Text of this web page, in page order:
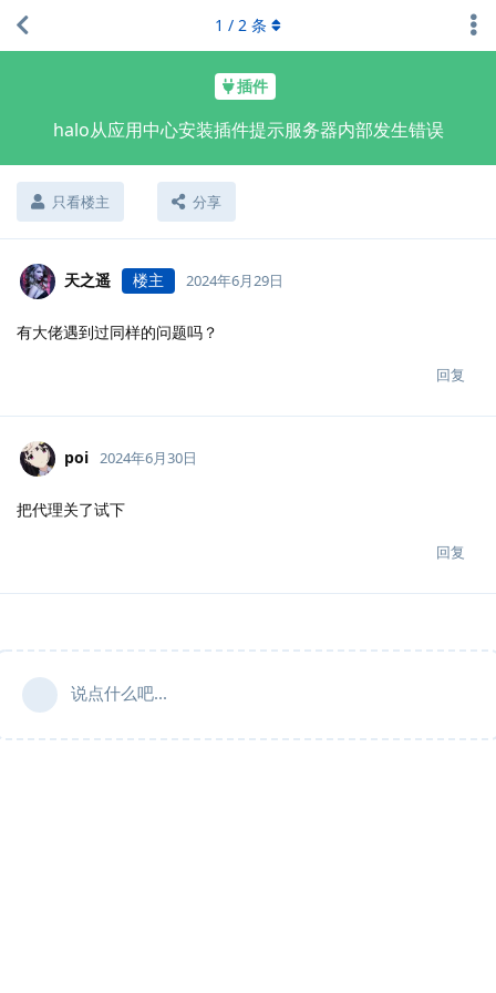
插件
halo从应用中心安装插件提示服务器内部发生错误
只看楼主 分享
1 / 2 条
天之遥 楼主 2024年6月29日
有大佬遇到过同样的问题吗？
回复
poi 2024年6月30日
把代理关了试下
回复
说点什么吧...